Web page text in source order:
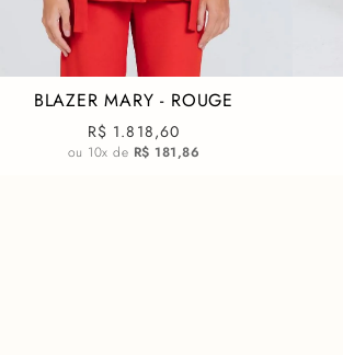
BLAZER MARY - ROUGE
R$ 1.818,60
ou 10x de R$ 181,86